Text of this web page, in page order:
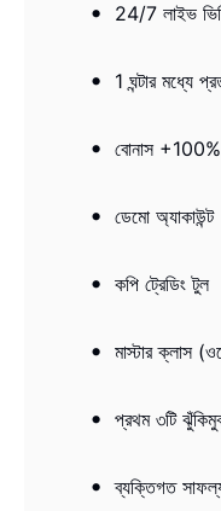
24/7 লাইভ
1 ঘন্টার মধ্যে
বোনাস +100%
ডেমো অ্যাকাউন্ট
কপি ট্রেডিং টুল
মাস্টার ক্লাস
প্রথম ৩টি
ব্যক্তিগত